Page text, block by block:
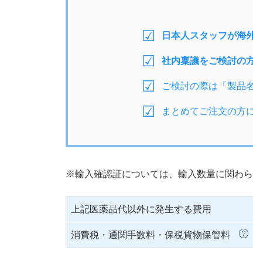
日本人スタッフが海
社内稟議をご検討の
ご検討の際は「製品
まとめてご注文の方
※輸入確認証については、輸入数量に関わ
上記医薬品代以外に発生する費用
消費税・通関手数料・保税貨物保管料